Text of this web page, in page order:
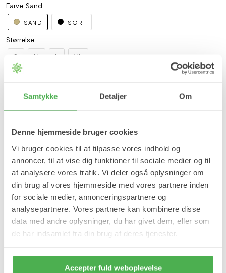
Samtykke Detaljer Om
Denne hjemmeside bruger cookies
Vi bruger cookies til at tilpasse vores indhold og
annoncer, til at vise dig funktioner til sociale medier og til
at analysere vores trafik. Vi deler også oplysninger om
din brug af vores hjemmeside med vores partnere inden
for sociale medier, annonceringspartnere og
analysepartnere. Vores partnere kan kombinere disse
data med andre oplysninger, du har givet dem, eller som
de har indsamlet fra din brug af deres tjenester.
Accepter fuld weboplevelse
Farve: Sand
SAND SORT
Størrelse
S M L XL
På lager
Ryg- og skulderstøtten hjælper med at holde skuldrene i korrekt
position, så du får en korrekt holdning.
Dine skuldre vil nænsomt, men sikkert blive holdt på plads, så en
rank og flot holdning opnås.
Ryg- og skulderstøtten giver optimal position for skuldre og
øvre ryg, og reducerer dermed spændinger, dårlig holdning og
hovedpine.
Behagelig og ergonomisk.